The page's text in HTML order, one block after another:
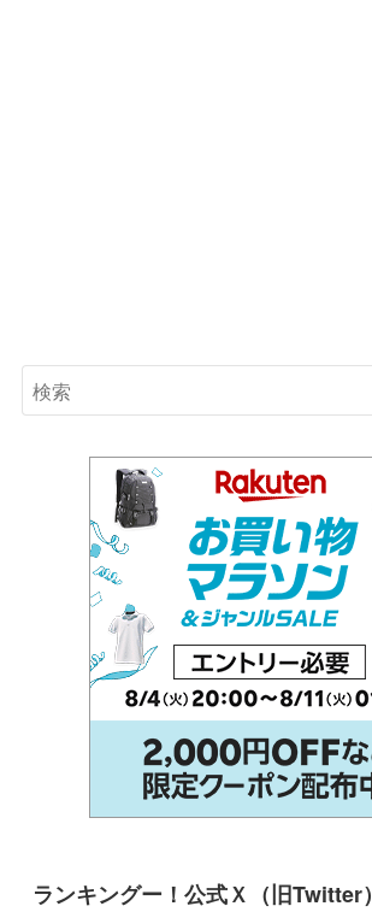
ランキングー！公式Ｘ（旧Twitter）